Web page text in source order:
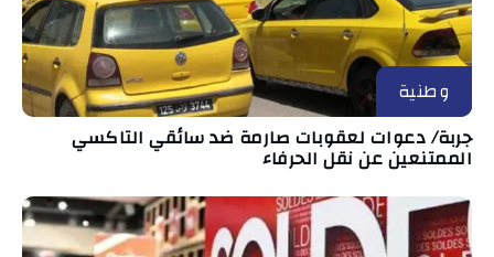
وطنية
جربة/ دعوات لعقوبات صارمة ضد سائقي التاكسي
الممتنعين عن نقل الحرفاء